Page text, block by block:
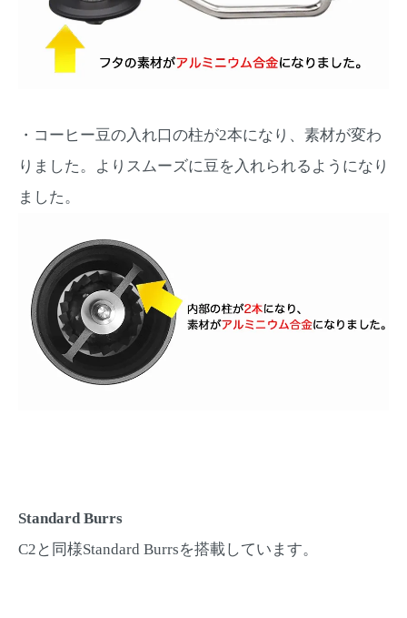
・コーヒー豆の入れ口の柱が2本になり、素材が変わ
りました。よりスムーズに豆を入れられるようになり
ました。
Standard Burrs
C2と同様Standard Burrsを搭載しています。